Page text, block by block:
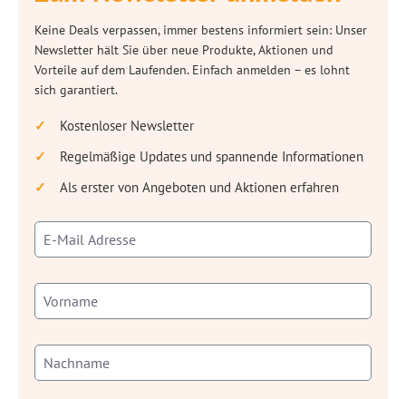
Keine Deals verpassen, immer bestens informiert sein: Unser
Newsletter hält Sie über neue Produkte, Aktionen und
Vorteile auf dem Laufenden. Einfach anmelden – es lohnt
sich garantiert.
Kostenloser Newsletter
Regelmäßige Updates und spannende Informationen
Als erster von Angeboten und Aktionen erfahren